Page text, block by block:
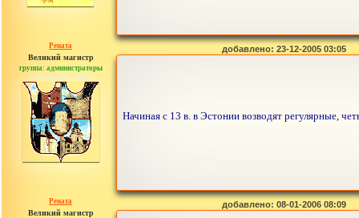
Рената
Великий магистр
группа: администраторы
сообщений: 30442
добавлено: 23-12-2005 03:05
Начиная с 13 в. в Эстонии возводят регулярные,
Рената
Великий магистр
добавлено: 08-01-2006 08:09